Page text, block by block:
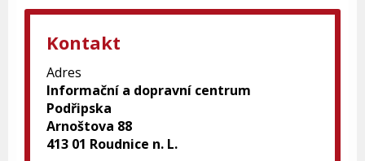
Kontakt
Adres
Informační a dopravní centrum
Podřipska
Arnoštova 88
413 01 Roudnice n. L.